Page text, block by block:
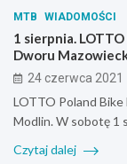
MTB WIADOMOŚCI
1 sierpnia.
Dworu
24 czerwca 2021
LOTTO Poland
Modlin. W sobotę 1
Czytaj dalej